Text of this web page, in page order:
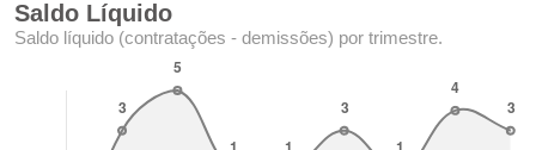
Saldo Líquido
Saldo líquido (contratações - demissões) por trimestre.